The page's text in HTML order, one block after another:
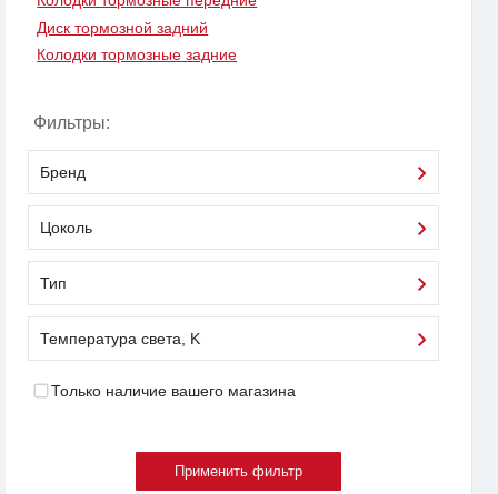
Диск тормозной задний
Колодки тормозные задние
Фильтры:
Бренд
Цоколь
Тип
Температура света, K
Только наличие вашего магазина